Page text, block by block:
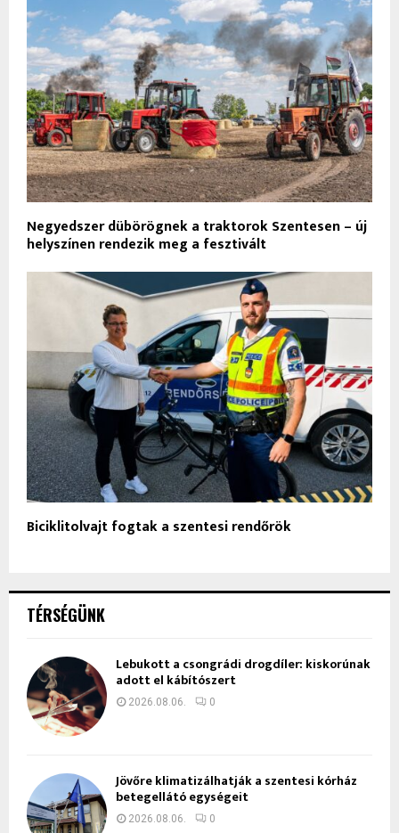
Negyedszer dübörögnek a traktorok Szentesen – új
helyszínen rendezik meg a fesztivált
Biciklitolvajt fogtak a szentesi rendőrök
TÉRSÉGÜNK
Lebukott a csongrádi drogdíler: kiskorúnak
adott el kábítószert
2026.08.06. 0
Jövőre klimatizálhatják a szentesi kórház
betegellátó egységeit
2026.08.06. 0